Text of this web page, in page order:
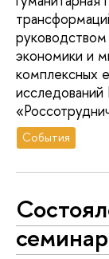
экономики и
комплексных
События